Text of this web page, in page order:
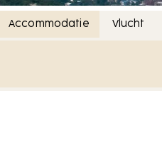
Accommodatie Vlucht